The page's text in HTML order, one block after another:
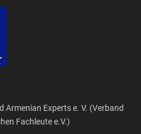
Experts e. V. (Verband
Fachleute e.V.)